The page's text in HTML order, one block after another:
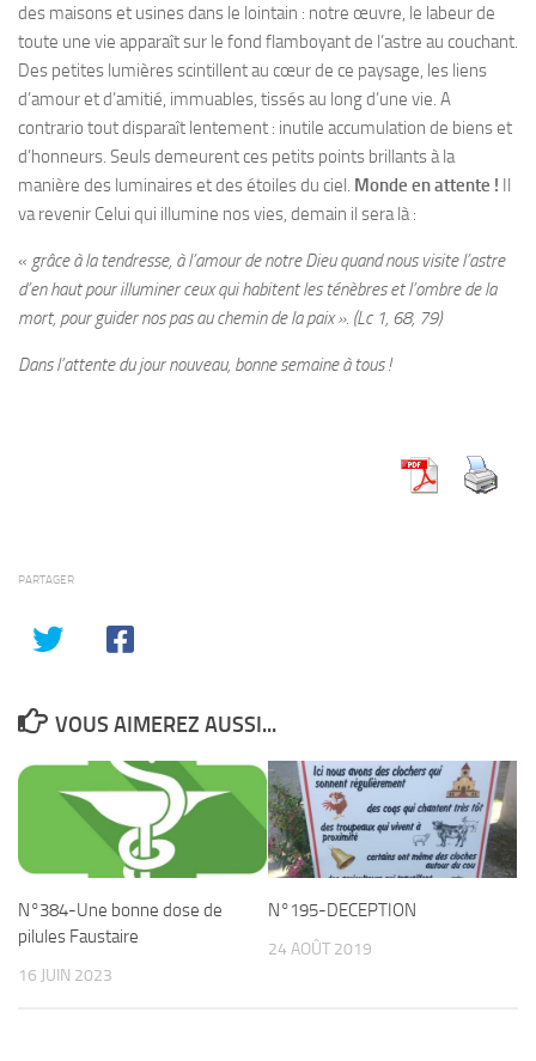
des maisons et usines dans le lointain : notre œuvre, le labeur de
toute une vie apparaît sur le fond flamboyant de l’astre au couchant.
Des petites lumières scintillent au cœur de ce paysage, les liens
d’amour et d’amitié, immuables, tissés au long d’une vie. A
contrario tout disparaît lentement : inutile accumulation de biens et
d’honneurs. Seuls demeurent ces petits points brillants à la
manière des luminaires et des étoiles du ciel. Monde en attente ! Il
va revenir Celui qui illumine nos vies, demain il sera là :
« grâce à la tendresse, à l’amour de notre Dieu quand nous visite l’astre
d’en haut pour illuminer ceux qui habitent les ténèbres et l’ombre de la
mort, pour guider nos pas au chemin de la paix ». (Lc 1, 68, 79)
Dans l’attente du jour nouveau, bonne semaine à tous !
PARTAGER
VOUS AIMEREZ AUSSI...
N°384-Une bonne dose de
pilules Faustaire
16 JUIN 2023
N°195-DECEPTION
24 AOÛT 2019